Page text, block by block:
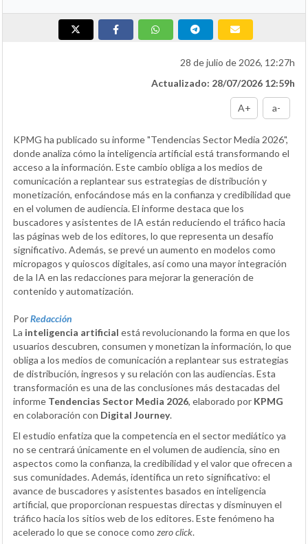
28 de julio de 2026, 12:27h
Actualizado: 28/07/2026 12:59h
A+ a-
KPMG ha publicado su informe "Tendencias Sector Media 2026",
donde analiza cómo la inteligencia artificial está transformando el
acceso a la información. Este cambio obliga a los medios de
comunicación a replantear sus estrategias de distribución y
monetización, enfocándose más en la confianza y credibilidad que
en el volumen de audiencia. El informe destaca que los
buscadores y asistentes de IA están reduciendo el tráfico hacia
las páginas web de los editores, lo que representa un desafío
significativo. Además, se prevé un aumento en modelos como
micropagos y quioscos digitales, así como una mayor integración
de la IA en las redacciones para mejorar la generación de
contenido y automatización.
PorRedacción
La inteligencia artificial está revolucionando la forma en que los
usuarios descubren, consumen y monetizan la información, lo que
obliga a los medios de comunicación a replantear sus estrategias
de distribución, ingresos y su relación con las audiencias. Esta
transformación es una de las conclusiones más destacadas del
informe Tendencias Sector Media 2026, elaborado por KPMG
en colaboración con Digital Journey.
El estudio enfatiza que la competencia en el sector mediático ya
no se centrará únicamente en el volumen de audiencia, sino en
aspectos como la confianza, la credibilidad y el valor que ofrecen a
sus comunidades. Además, identifica un reto significativo: el
avance de buscadores y asistentes basados en inteligencia
artificial, que proporcionan respuestas directas y disminuyen el
tráfico hacia los sitios web de los editores. Este fenómeno ha
acelerado lo que se conoce como zero click.